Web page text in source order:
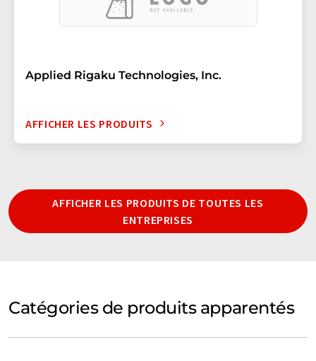
Applied Rigaku Technologies, Inc.
AFFICHER LES PRODUITS
AFFICHER LES PRODUITS DE TOUTES LES
ENTREPRISES
Catégories de produits apparentés